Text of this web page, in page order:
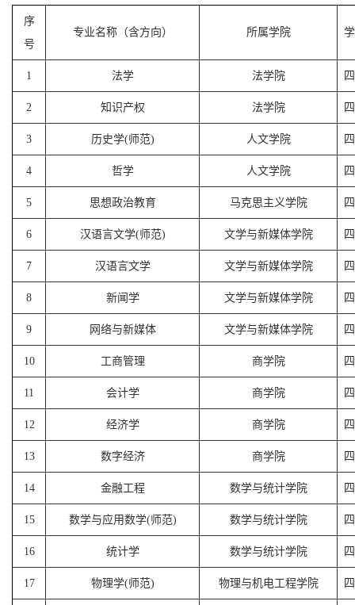
序
号
专业名称（含方向） 所属学院
1 法学 法学院
2 知识产权 法学院
3 历史学(师范) 人文学院
4 哲学 人文学院
5 思想政治教育 马克思主义学院
6 汉语言文学(师范) 文学与新媒体学院
7 汉语言文学 文学与新媒体学院
8 新闻学 文学与新媒体学院
9 网络与新媒体 文学与新媒体学院
10 工商管理 商学院
11 会计学 商学院
12 经济学 商学院
13 数字经济 商学院
14 金融工程 数学与统计学院
15 数学与应用数学(师范) 数学与统计学院
16 统计学 数学与统计学院
17 物理学(师范) 物理与机电工程学院